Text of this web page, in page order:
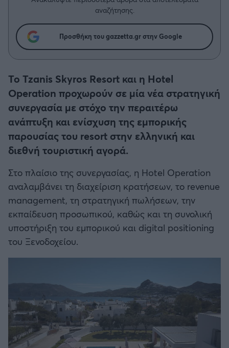
Δημήτρης Τσορμπατζόγλου
Λεβαδειακός
Βόλος
Ατρόμητος Αθηνών
Κηφισιά
Αστέρας Τρίπολης
Παναιτωλικός
Καλαμάτα
Μπαρτσελόνα
Ρεάλ Μαδρίτης
Ατλέτικο Μαδρίτης
Συνεντεύξεις
Μια Ιστορία από την Πόλη
αναζήτησης.
Προσθήκη του gazzetta.gr στην Google
Το Tzanis Skyros Resort και η Hotel
Operation προχωρούν σε μία νέα στρατηγική
συνεργασία με στόχο την περαιτέρω
ανάπτυξη και ενίσχυση της εμπορικής
παρουσίας του resort στην ελληνική και
διεθνή τουριστική αγορά.
Στο πλαίσιο της συνεργασίας, η Hotel Operation
αναλαμβάνει τη διαχείριση κρατήσεων, το revenue
management, τη στρατηγική πωλήσεων, την
εκπαίδευση προσωπικού, καθώς και τη συνολική
υποστήριξη του εμπορικού και digital positioning
του Ξενοδοχείου.